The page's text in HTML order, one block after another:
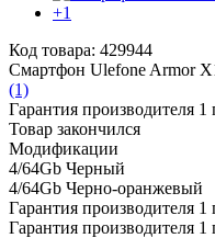
+1
Код товара: 429944
Смартфон Ulefone Armor
(1)
Гарантия производителя 1
Товар закончился
Модификации
4/64Gb Черный
4/64Gb Черно-оранжевый
Гарантия производителя 1
Гарантия производителя 1